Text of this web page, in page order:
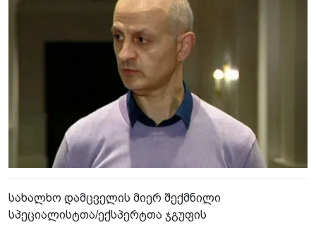
სახალხო დამცველის მიერ შექმნილი
სპეციალისტთა/ექსპერტთა ჯგუფის